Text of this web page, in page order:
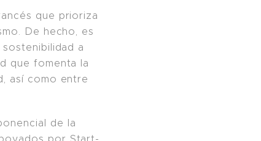
que prioriza
De hecho, es
a
que fomenta la
así como entre
de la